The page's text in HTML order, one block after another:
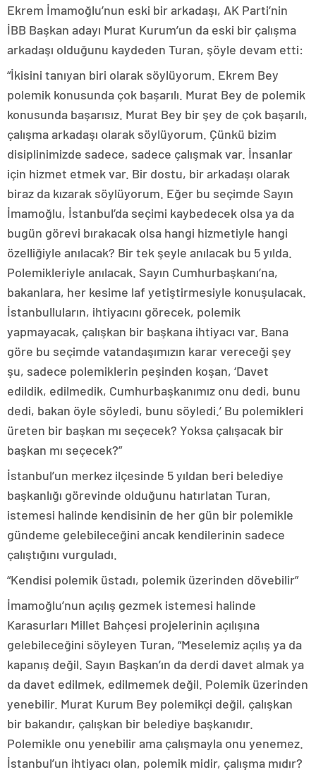
Ekrem İmamoğlu’nun eski bir arkadaşı, AK Parti’nin
İBB Başkan adayı Murat Kurum’un da eski bir çalışma
arkadaşı olduğunu kaydeden Turan, şöyle devam etti:
“İkisini tanıyan biri olarak söylüyorum. Ekrem Bey
polemik konusunda çok başarılı. Murat Bey de polemik
konusunda başarısız. Murat Bey bir şey de çok başarılı,
çalışma arkadaşı olarak söylüyorum. Çünkü bizim
disiplinimizde sadece, sadece çalışmak var. İnsanlar
için hizmet etmek var. Bir dostu, bir arkadaşı olarak
biraz da kızarak söylüyorum. Eğer bu seçimde Sayın
İmamoğlu, İstanbul’da seçimi kaybedecek olsa ya da
bugün görevi bırakacak olsa hangi hizmetiyle hangi
özelliğiyle anılacak? Bir tek şeyle anılacak bu 5 yılda.
Polemikleriyle anılacak. Sayın Cumhurbaşkanı’na,
bakanlara, her kesime laf yetiştirmesiyle konuşulacak.
İstanbulluların, ihtiyacını görecek, polemik
yapmayacak, çalışkan bir başkana ihtiyacı var. Bana
göre bu seçimde vatandaşımızın karar vereceği şey
şu, sadece polemiklerin peşinden koşan, ‘Davet
edildik, edilmedik, Cumhurbaşkanımız onu dedi, bunu
dedi, bakan öyle söyledi, bunu söyledi.’ Bu polemikleri
üreten bir başkan mı seçecek? Yoksa çalışacak bir
başkan mı seçecek?”
İstanbul’un merkez ilçesinde 5 yıldan beri belediye
başkanlığı görevinde olduğunu hatırlatan Turan,
istemesi halinde kendisinin de her gün bir polemikle
gündeme gelebileceğini ancak kendilerinin sadece
çalıştığını vurguladı.
“Kendisi polemik üstadı, polemik üzerinden dövebilir”
İmamoğlu’nun açılış gezmek istemesi halinde
Karasurları Millet Bahçesi projelerinin açılışına
gelebileceğini söyleyen Turan, “Meselemiz açılış ya da
kapanış değil. Sayın Başkan’ın da derdi davet almak ya
da davet edilmek, edilmemek değil. Polemik üzerinden
yenebilir. Murat Kurum Bey polemikçi değil, çalışkan
bir bakandır, çalışkan bir belediye başkanıdır.
Polemikle onu yenebilir ama çalışmayla onu yenemez.
İstanbul’un ihtiyacı olan, polemik midir, çalışma mıdır?